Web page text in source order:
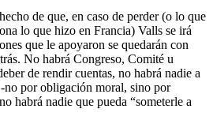
de que, en caso de perder (o lo que
lo que hizo en Francia) Valls se irá
que le apoyaron se quedarán con
No habrá Congreso, Comité u
de rendir cuentas, no habrá nadie a
no por obligación moral, sino por
habrá nadie que pueda “someterle a